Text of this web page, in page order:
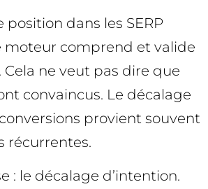
position dans les SERP
moteur comprend et valide
ne veut pas dire que
convaincus. Le décalage
provient souvent
récurrentes.
: le décalage d’intention.